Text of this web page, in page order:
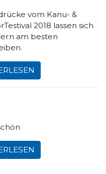
vom Kanu- &
2018 lassen sich
am besten